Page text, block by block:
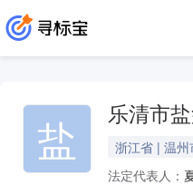
盐 乐清市
浙江省 | 温州
法定代表人：